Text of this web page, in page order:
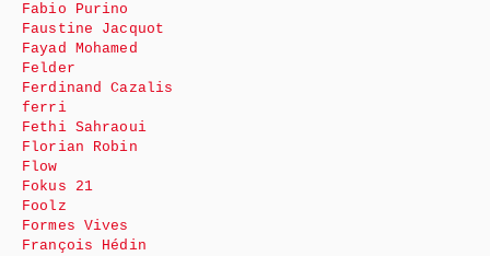
Fabio Purino
Faustine Jacquot
Fayad Mohamed
Felder
Ferdinand Cazalis
ferri
Fethi Sahraoui
Florian Robin
Flow
Fokus 21
Foolz
Formes Vives
François Hédin